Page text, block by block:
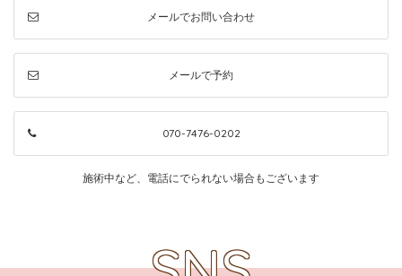
メールでお問い合わせ
メールで予約
070-7476-0202
施術中など、電話にでられない場合もございます